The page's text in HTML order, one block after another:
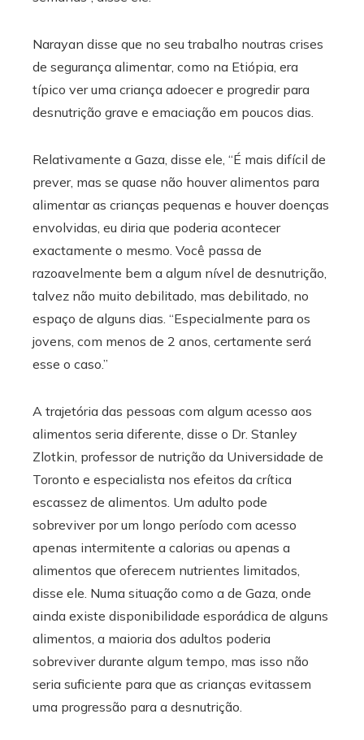
Narayan disse que no seu trabalho noutras crises
de segurança alimentar, como na Etiópia, era
típico ver uma criança adoecer e progredir para
desnutrição grave e emaciação em poucos dias.
Relativamente a Gaza, disse ele, “É mais difícil de
prever, mas se quase não houver alimentos para
alimentar as crianças pequenas e houver doenças
envolvidas, eu diria que poderia acontecer
exactamente o mesmo. Você passa de
razoavelmente bem a algum nível de desnutrição,
talvez não muito debilitado, mas debilitado, no
espaço de alguns dias. “Especialmente para os
jovens, com menos de 2 anos, certamente será
esse o caso.”
A trajetória das pessoas com algum acesso aos
alimentos seria diferente, disse o Dr. Stanley
Zlotkin, professor de nutrição da Universidade de
Toronto e especialista nos efeitos da crítica
escassez de alimentos. Um adulto pode
sobreviver por um longo período com acesso
apenas intermitente a calorias ou apenas a
alimentos que oferecem nutrientes limitados,
disse ele. Numa situação como a de Gaza, onde
ainda existe disponibilidade esporádica de alguns
alimentos, a maioria dos adultos poderia
sobreviver durante algum tempo, mas isso não
seria suficiente para que as crianças evitassem
uma progressão para a desnutrição.